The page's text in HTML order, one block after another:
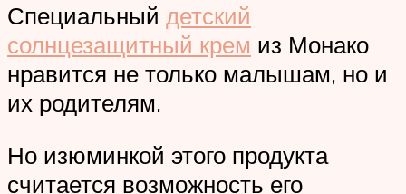
Специальный детский
солнцезащитный крем из Монако
нравится не только малышам, но и
их родителям.
Но изюминкой этого продукта
считается возможность его